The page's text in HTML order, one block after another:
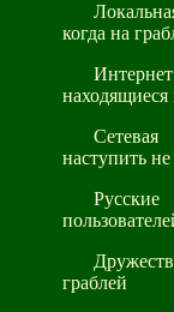
когда на
находящиеся
наступить
граблей